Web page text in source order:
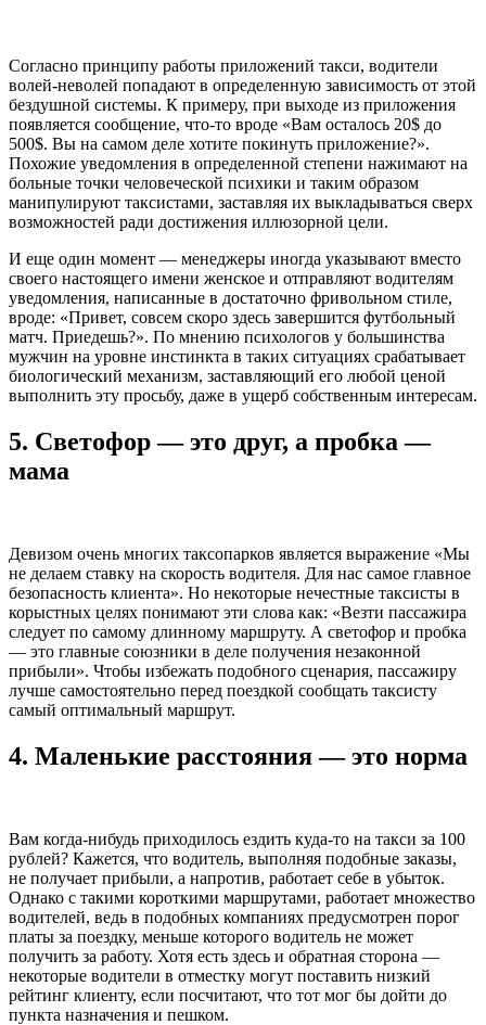
Согласно принципу работы приложений такси, водители
волей-неволей попадают в определенную зависимость от этой
бездушной системы. К примеру, при выходе из приложения
появляется сообщение, что-то вроде «Вам осталось 20$ до
500$. Вы на самом деле хотите покинуть приложение?».
Похожие уведомления в определенной степени нажимают на
больные точки человеческой психики и таким образом
манипулируют таксистами, заставляя их выкладываться сверх
возможностей ради достижения иллюзорной цели.
И еще один момент — менеджеры иногда указывают вместо
своего настоящего имени женское и отправляют водителям
уведомления, написанные в достаточно фривольном стиле,
вроде: «Привет, совсем скоро здесь завершится футбольный
матч. Приедешь?». По мнению психологов у большинства
мужчин на уровне инстинкта в таких ситуациях срабатывает
биологический механизм, заставляющий его любой ценой
выполнить эту просьбу, даже в ущерб собственным интересам.
5. Светофор — это друг, а пробка —
мама
Девизом очень многих таксопарков является выражение «Мы
не делаем ставку на скорость водителя. Для нас самое главное
безопасность клиента». Но некоторые нечестные таксисты в
корыстных целях понимают эти слова как: «Везти пассажира
следует по самому длинному маршруту. А светофор и пробка
— это главные союзники в деле получения незаконной
прибыли». Чтобы избежать подобного сценария, пассажиру
лучше самостоятельно перед поездкой сообщать таксисту
самый оптимальный маршрут.
4. Маленькие расстояния — это норма
Вам когда-нибудь приходилось ездить куда-то на такси за 100
рублей? Кажется, что водитель, выполняя подобные заказы,
не получает прибыли, а напротив, работает себе в убыток.
Однако с такими короткими маршрутами, работает множество
водителей, ведь в подобных компаниях предусмотрен порог
платы за поездку, меньше которого водитель не может
получить за работу. Хотя есть здесь и обратная сторона —
некоторые водители в отместку могут поставить низкий
рейтинг клиенту, если посчитают, что тот мог бы дойти до
пункта назначения и пешком.